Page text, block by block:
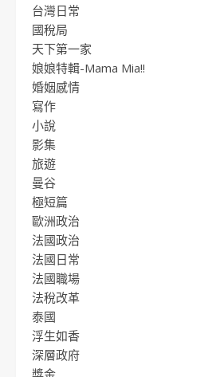
台灣日常
國稅局
天下第一家
娘娘特輯-Mama Mia!!
婚姻感情
寫作
小說
影集
旅遊
曼谷
極短篇
歐洲政治
法國政治
法國日常
法國職場
法稅改革
泰國
浮生如香
深層政府
獎金